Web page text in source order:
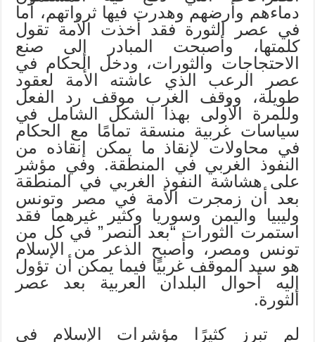
دماءهم وأرضهم وهدرت فيها ثرواتهم، أما
في عصر الثورة فقد أخذت الأمة تقول
كلمتها، وأصبحت المبادر إلى صنع
الاحتجاجات والثورات، ودخل الحكام في
عصر الرعب الذي عاشته الأمة لعقود
طويلة، ووقف الغرب موقف رد الفعل
وللمرة الأولى بهذا الشكل الشامل في
سياسات غربية منسقة تمامًا مع الحكام
في محاولات لإنقاذ ما يمكن إنقاذه من
النفوذ الغربي في المنطقة. وفي مؤشر
على هشاشة النفوذ الغربي في المنطقة
بعد أن زمجرت الأمة في مصر وتونس
وليبيا واليمن وسوريا وكثير غيرهما فقد
استمرت الثورات “بعد النصر” في كل من
تونس ومصر، وأصبح الذعر من الإسلام
هو سيد الموقف غربيًا فيما يمكن أن تؤول
إليه أحوال البلدان العربية بعد عصر
الثورة.
لم تبرز كثيرًا مؤشرات الإسلام في